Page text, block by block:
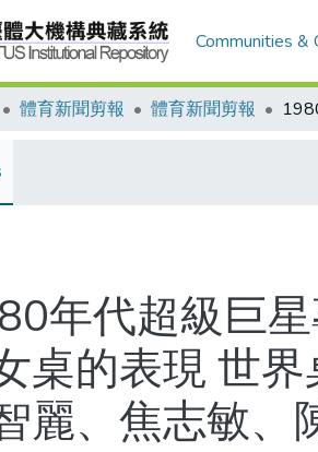
Communities &
體育新聞剪報 體育新聞剪報
年代超級巨
桌的表現 世界
麗、焦志敏、